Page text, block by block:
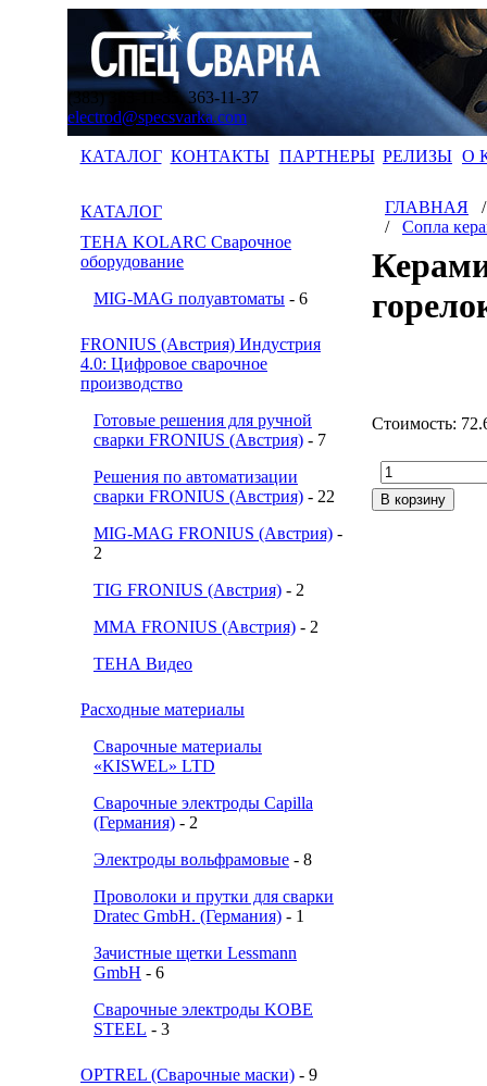
(383) 363-11-35, 363-11-37
electrod@specsvarka.com
КАТАЛОГ КОНТАКТЫ ПАРТНЕРЫ РЕЛИЗЫ О
КАТАЛОГ
ТЕНА KOLARC Сварочное
оборудование
MIG-MAG полуавтоматы - 6
FRONIUS (Австрия) Индустрия
4.0: Цифровое сварочное
производство
Готовые решения для ручной
сварки FRONIUS (Австрия) - 7
Решения по автоматизации
сварки FRONIUS (Австрия) - 22
MIG-MAG FRONIUS (Австрия) -
2
TIG FRONIUS (Австрия) - 2
ММА FRONIUS (Австрия) - 2
ТЕНА Видео
Расходные материалы
Сварочные материалы
«KISWEL» LTD
Сварочные электроды Capilla
(Германия) - 2
Электроды вольфрамовые - 8
Проволоки и прутки для сварки
Dratec GmbH. (Германия) - 1
Зачистные щетки Lessmann
GmbH - 6
Сварочные электроды KOBE
STEEL - 3
OPTREL (Сварочные маски) - 9
ГЛАВНАЯ
/ Сопла
Стоимость: